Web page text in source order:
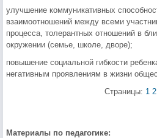
улучшение коммуникативных
взаимоотношений между всеми
процесса, толерантных отношений в
окружении (семье, школе, дворе);
повышение социальной гибкости
негативным проявлениям в жизни
Страницы: 1 2
Материалы по педагогике: